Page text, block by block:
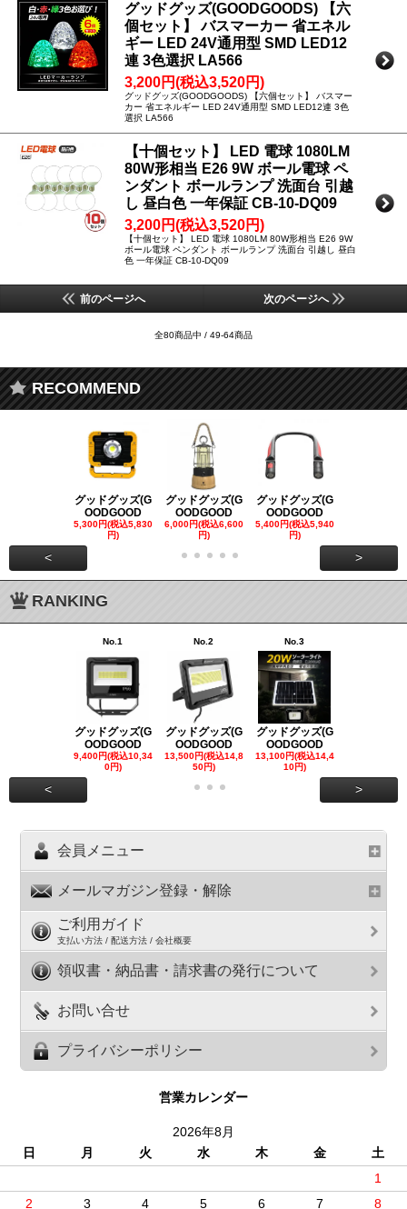
グッドグッズ(GOODGOODS) 【六
個セット】 バスマーカー 省エネル
ギー LED 24V通用型 SMD LED12
連 3色選択 LA566
3,200円(税込3,520円)
グッドグッズ(GOODGOODS) 【六個セット】 バスマー
カー 省エネルギー LED 24V通用型 SMD LED12連 3色
選択 LA566
【十個セット】 LED 電球 1080LM
80W形相当 E26 9W ボール電球 ペ
ンダント ボールランプ 洗面台 引越
し 昼白色 一年保証 CB-10-DQ09
3,200円(税込3,520円)
【十個セット】 LED 電球 1080LM 80W形相当 E26 9W
ボール電球 ペンダント ボールランプ 洗面台 引越し 昼白
色 一年保証 CB-10-DQ09
前のページへ 次のページへ
全80商品中 / 49-64商品
RECOMMEND
グッドグッズ(G
OODGOOD
5,300円(税込5,830
円)
グッドグッズ(G
OODGOOD
6,000円(税込6,600
円)
グッドグッズ(G
OODGOOD
5,400円(税込5,940
円)
< >
RANKING
No.1
グッドグッズ(G
OODGOOD
9,400円(税込10,34
0円)
No.2
グッドグッズ(G
OODGOOD
13,500円(税込14,8
50円)
No.3
グッドグッズ(G
OODGOOD
13,100円(税込14,4
10円)
< >
会員メニュー
メールマガジン登録・解除
ご利用ガイド
支払い方法 / 配送方法 / 会社概要
領収書・納品書・請求書の発行について
お問い合せ
プライバシーポリシー
営業カレンダー
2026年8月
日
月 火 水 木 金
土
1
2
3 4 5 6 7 8